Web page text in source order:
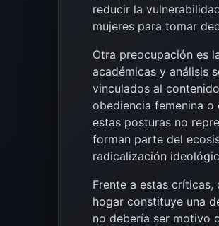
reducir la
mujeres para tomar
Otra preocupación es
académicas y análisis
vinculados al
obediencia femenina
estas posturas no
forman parte del
radicalización
Frente a estas
hogar constituye una
no debería ser motivo